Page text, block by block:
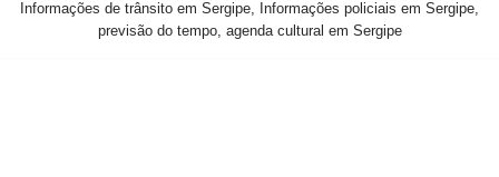
Informações de trânsito em Sergipe, Informações policiais em Sergipe,
previsão do tempo, agenda cultural em Sergipe